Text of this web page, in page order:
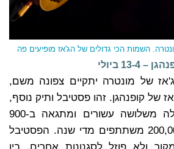
השמות הכי גדולים של הג'אז מופיעים פה
4 ביולי
של מונטרה יתקיים צפונה משם,
של קופנהגן. זהו פסטיבל ותיק נוסף,
שמתקיים כבר למעלה משלושה עשורים ומתגאה ב-900
קונצרטים וקרוב ל-200,000 משתתפים מדי שנה. הפסטיבל